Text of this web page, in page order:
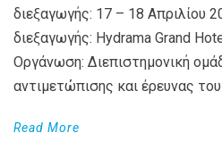
διεξαγωγής: 17 – 18 Απριλίου
διεξαγωγής: Hydrama Grand
Οργάνωση: Διεπιστημονική
αντιμετώπισης και έρευνας του
Read More